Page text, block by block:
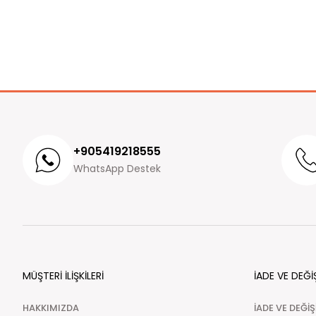
+905419218555
WhatsApp Destek
MÜŞTERİ İLİŞKİLERİ
HAKKIMIZDA
İADE VE
İADE VE